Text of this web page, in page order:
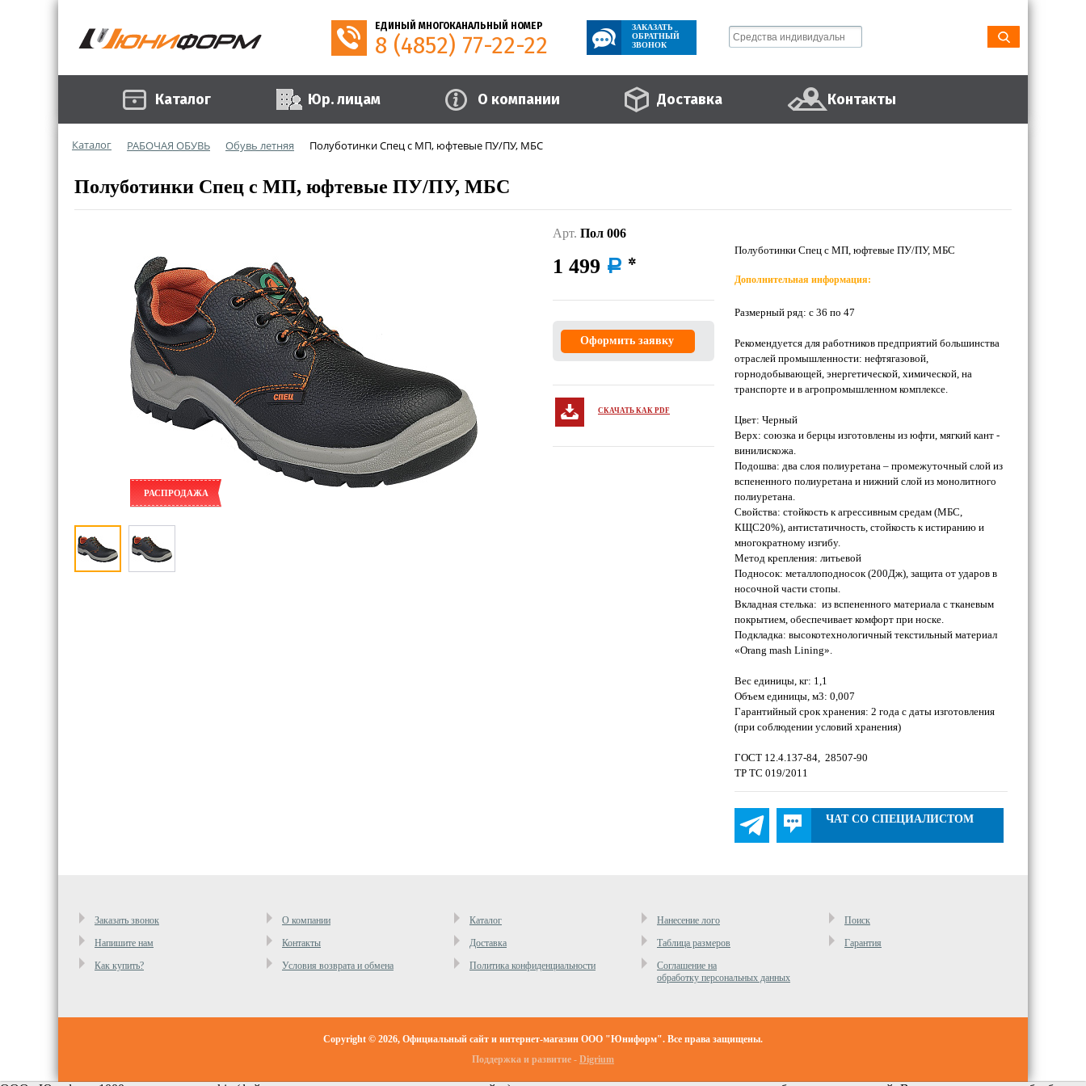
ЕДИНЫЙ МНОГОКАНАЛЬНЫЙ НОМЕР
8 (4852) 77-22-22
ЗАКАЗАТЬ
ОБРАТНЫЙ
ЗВОНОК
Каталог Юр. лицам О компании Доставка Контакты
Каталог РАБОЧАЯ ОБУВЬ Обувь летняя Полуботинки Спец с МП, юфтевые ПУ/ПУ, МБС
Полуботинки Спец с МП, юфтевые ПУ/ПУ, МБС
РАСПРОДАЖА
Арт. Пол 006
1 499 a
Оформить заявку
СКАЧАТЬ КАК PDF
Полуботинки Спец с МП, юфтевые ПУ/ПУ, МБС
Дополнительная информация:
Размерный ряд: с 36 по 47
Рекомендуется для работников предприятий большинства
отраслей промышленности: нефтягазовой,
горнодобывающей, энергетической, химической, на
транспорте и в агропромышленном комплексе.
Цвет: Черный
Верх: союзка и берцы изготовлены из юфти, мягкий кант -
винилискожа.
Подошва: два слоя полиуретана – промежуточный слой из
вспененного полиуретана и нижний слой из монолитного
полиуретана.
Свойства: стойкость к агрессивным средам (МБС,
КЩС20%), антистатичность, стойкость к истиранию и
многократному изгибу.
Метод крепления: литьевой
Подносок: металлоподносок (200Дж), защита от ударов в
носочной части стопы.
Вкладная стелька: из вспененного материала с тканевым
покрытием, обеспечивает комфорт при носке.
Подкладка: высокотехнологичный текстильный материал
«Orang mash Lining».
Вес единицы, кг: 1,1
Объем единицы, м3: 0,007
Гарантийный срок хранения: 2 года с даты изготовления
(при соблюдении условий хранения)
ГОСТ 12.4.137-84, 28507-90
ТР ТС 019/2011
ЧАТ СО СПЕЦИАЛИСТОМ
Заказать звонок О компании Каталог Нанесение лого
Поиск
Напишите нам
Контакты Доставка Таблица размеров
Гарантия
Как купить?
Условия возврата и обмена Политика конфиденциальности
Cоглашение на
обработку персональных данных
Copyright © 2026, Официальный сайт и интернет-магазин ООО "Юниформ". Все права защищены.
Поддержка и развитие - Digrium